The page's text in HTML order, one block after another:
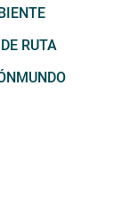
RUTA
MUNDO